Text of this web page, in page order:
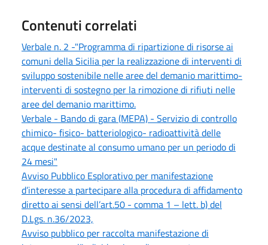
Contenuti correlati
Verbale n. 2 -"Programma di ripartizione di risorse ai
comuni della Sicilia per la realizzazione di interventi di
sviluppo sostenibile nelle aree del demanio marittimo-
interventi di sostegno per la rimozione di rifiuti nelle
aree del demanio marittimo.
Verbale - Bando di gara (MEPA) - Servizio di controllo
chimico- fisico- batteriologico- radioattività delle
acque destinate al consumo umano per un periodo di
24 mesi"
Avviso Pubblico Esplorativo per manifestazione
d’interesse a partecipare alla procedura di affidamento
diretto ai sensi dell’art.50 - comma 1 – lett. b) del
D.Lgs. n.36/2023,
Avviso pubblico per raccolta manifestazione di